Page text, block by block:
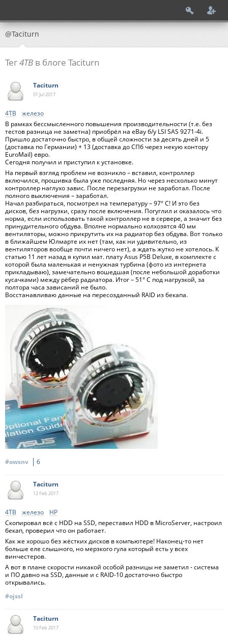
@Taciturn
Тег4TB в блоге Taciturn
Taciturn
01 Jul2017
4TB
железо
В рамках бессмысленного повышения производительности (т.е. без
тестов разница не заметна) приобрёл на eBay б/у LSI SAS 9271-4i.
Пришло достаточно быстро, в общей сложности за десять дней и 5
(доставка по Германии) + 13 (доставка до СПб через некую контору
EuroMail) евро.
Сегодня получил и приступил к установке.
На первый взгляд проблем не возникло – вставил, контроллер
включился, прошивка была уже последняя. Но через несколько минут
контроллер наглухо завис. После перезагрузки не заработал. После
полного выключения – заработал.
Начал разбираться, посмотрел на температуру – 97° C! И это без
дисков, без нагрузки, сразу после включения. Погуглил и оказалось что
норма, если использовать такой контроллер не в сервере, а значит без
принудительного обдува. Вполне нормально колхозятся 40 мм
вентиляторы, можно прикрутить их на радиатор без обдува. Вот только
в ближайшем Юлмарте их нет (там, как ни удивительно, из
вентиляторов вообще почти ничего нет), а ждать жутко не хотелось. К
статью 11 лет назад я купил мат. плату Asus P5B Deluxe, в комплекте с
которой была маленькая и ненужная турбина (фото из интернета
прикладываю), замечательно вошедшая (после небольшой доработки
кусачками) между рёбер радиатора. Итог – 51° C под нагрузкой, за
полтора часа зависаний не было.
Восстанавливаю данные на пересозданный RAID из бекапа.
#owsnv 6
Taciturn
12 Feb 2017
4TB железо
HP
Скопировал всё с HDD на SSD, переставил HDD в MicroServer, настроил
бекап, проверил что он работает.
Как же хорошо без жёстких дисков в компьютере! Наконец-то нет
больше еле слышного, но мерзкого гула который есть у всех
винчестеров.
А вот в плане скорости никакой особой разницы не заметил - система
и ПО давно на SSD, данные и с RAID-10 достаточно быстро
открывались.
#ojssl
Taciturn
10 Feb 2017